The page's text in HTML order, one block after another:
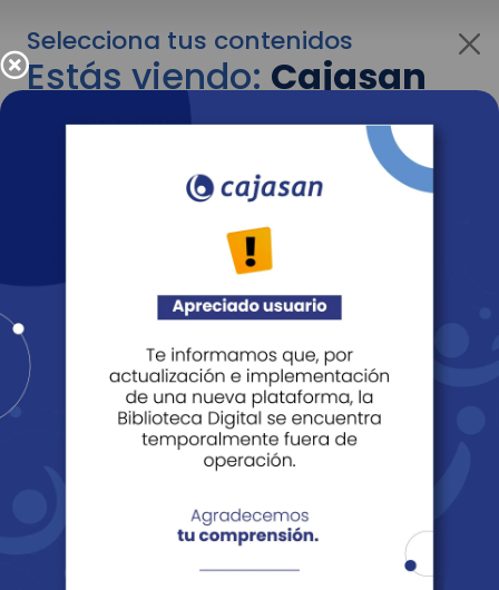
Selecciona tus contenidos
Estás viendo:Cajasan
para personas
Para cambiar al contenido de tu interés más
adelante recuerda utilizar el menú
Entendido